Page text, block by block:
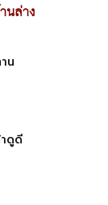
นล่าง
น
ดูดี